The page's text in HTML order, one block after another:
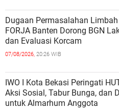
Dugaan Permasalahan Limbah
FORJA Banten Dorong BGN
dan Evaluasi Korcam
07/08/2026, 20:26 WIB
IWO I Kota Bekasi Peringati
Aksi Sosial, Tabur Bunga, dan
untuk Almarhum Anggota